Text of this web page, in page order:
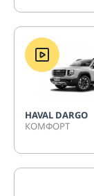
HAVAL DARGO
КОМФОРТ